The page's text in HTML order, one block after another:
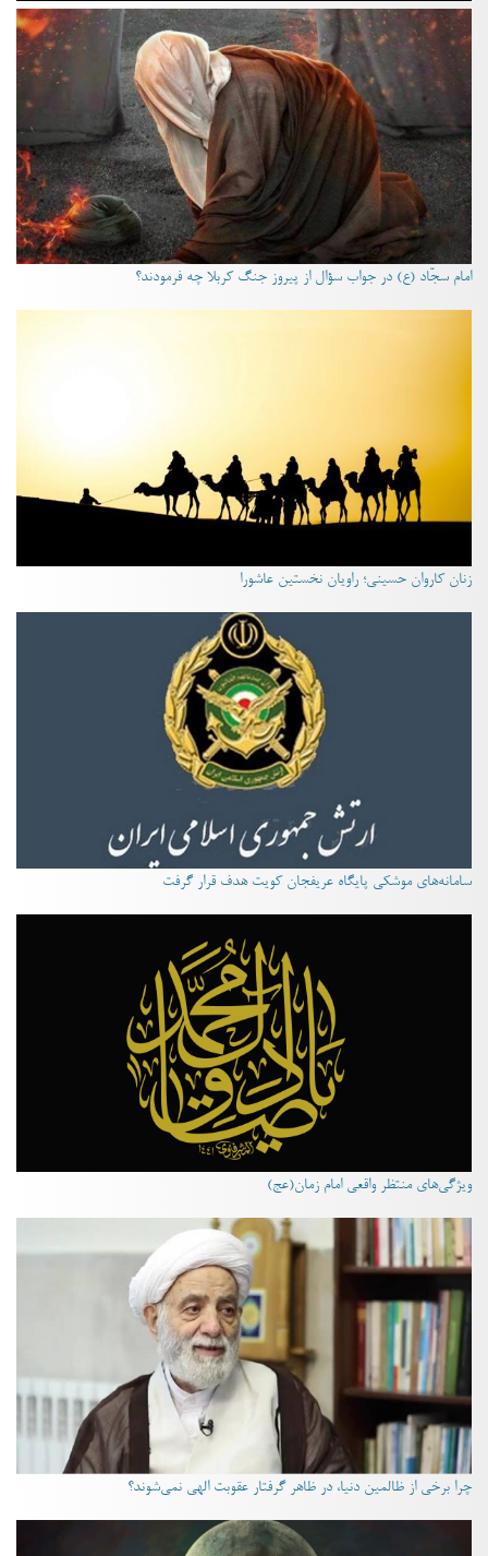
امام سجّاد (ع) در جواب سؤال از پیروز جنگ کربلا چه فرمودند؟
زنان کاروان حسینی؛ راویان نخستین عاشورا
سامانه‌های موشکی پایگاه عریفجان کویت هدف قرار گرفت
ویژگی‌های منتظر واقعی امام زمان(عج)
چرا برخی از ظالمین دنیا، در ظاهر گرفتار عقوبت الهی نمی‌شوند؟